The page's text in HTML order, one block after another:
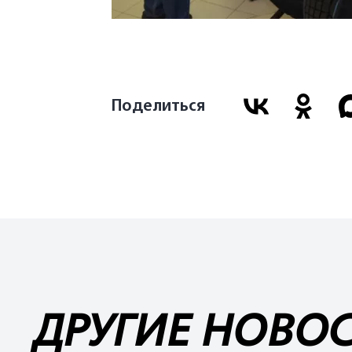
Поделиться
ДРУГИЕ